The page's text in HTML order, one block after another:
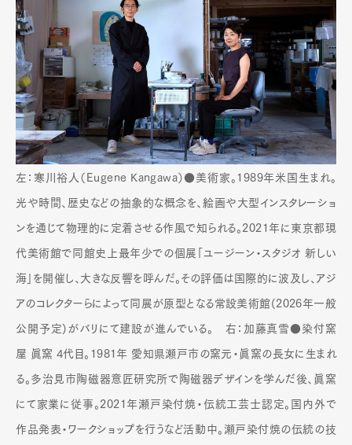
左：寒川裕人（Eugene Kangawa）●美術家。1989年米国生まれ。
光や時間、歴史などの抽象的な概念を、絵画や大型インスタレーショ
ンを通じて物理的に定着させる作風で知られる。2021年に東京都現
代美術館で同館史上最年少での個展「ユージーン・スタジオ 新しい
海」を開催し、大きな反響を呼んだ。その評価は国際的に波及し、アジ
アのコレクターらによって同展が原型となる常設美術館(2026年一般
公開予定)がバリにて建設が進んでいる。 右：加藤真雪●染付窯
屋 眞窯 4代目。1981年 愛知県瀬戸市の窯元・眞窯の長女に生まれ
る。多治見市陶磁器意匠研究所で陶磁器デザインを学んだ後、眞窯
にて家業に従事。2021年瀬戸染付焼・伝統工芸士認定。国内外で
作品発表・ワークショップを行うなど活動中。瀬戸染付焼の伝統の技